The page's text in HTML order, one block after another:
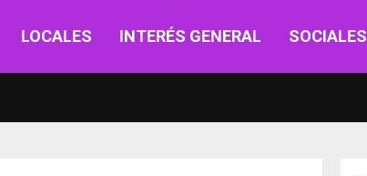
LOCALES INTERÉS GENERAL SOCIALES